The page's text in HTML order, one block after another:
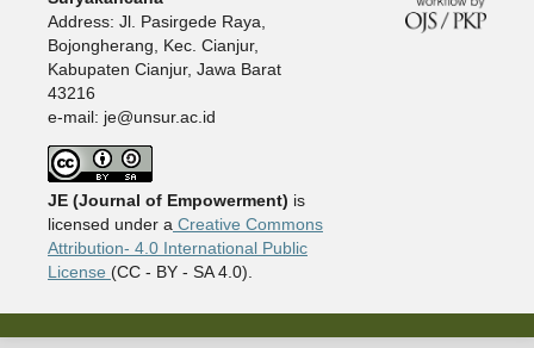
Address: Jl. Pasirgede Raya,
Bojongherang, Kec. Cianjur,
Kabupaten Cianjur, Jawa Barat
43216
e-mail: je@unsur.ac.id
JE (Journal of Empowerment) is
licensed under a Creative Commons
Attribution- 4.0 International Public
License (CC - BY - SA 4.0).